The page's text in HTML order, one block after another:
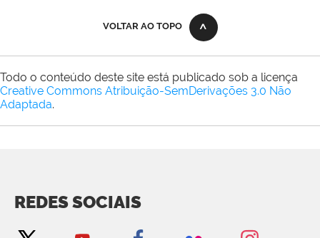
VOLTAR AO TOPO
Todo o conteúdo deste site está publicado sob a licença
Creative Commons Atribuição-SemDerivações 3.0 Não
Adaptada.
REDES SOCIAIS